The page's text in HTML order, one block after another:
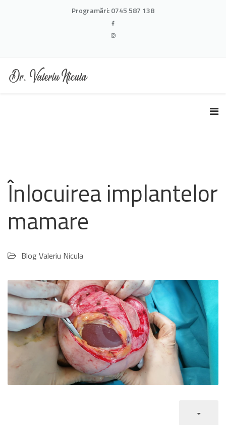
Programări:0745 587 138
Înlocuirea implantelor
mamare
Blog Valeriu Nicula